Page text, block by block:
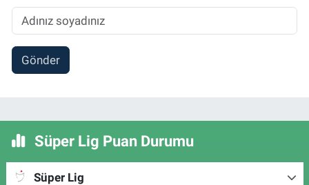
Gönder
Süper Lig Puan Durumu
Süper Lig